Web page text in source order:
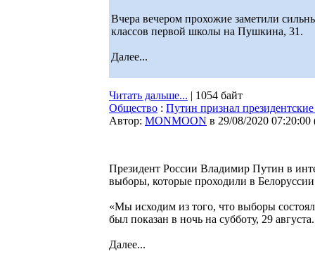
Вчера вечером прохожие заметили
классов первой школы на Пушкина, 31.
Далее...
Читать дальше... | 1054 байт
Общество : Путин признал
Автор: MONMOON в 29/08/2020 07:20:00
Президент России Владимир Путин в
выборы, которые проходили в
«Мы исходим из того, что выборы
был показан в ночь на субботу, 29 августа.
Далее...